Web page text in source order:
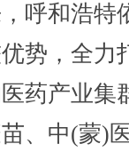
和浩特
势，全力
药产业集
、中(蒙)